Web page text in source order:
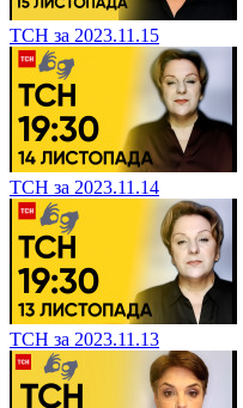
ТСН за 2023.11.15
ТСН за 2023.11.14
ТСН за 2023.11.13